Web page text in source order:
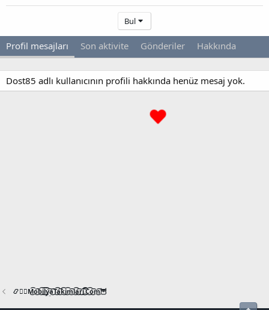
Bul
Profil mesajları Son aktivite Gönderiler Hakkında
Dost85 adlı kullanıcının profili hakkında henüz mesaj yok.
📿🧙‍♂️M͜͡o͜͡b͜͡i͜͡l͜͡y͜͡a͜͡T͜͡a͜͡k͜͡i͜͡m͜͡l͜͡a͜͡r͜͡i͜͡.͜͡C͜͡o͜͡m͜͡🦉